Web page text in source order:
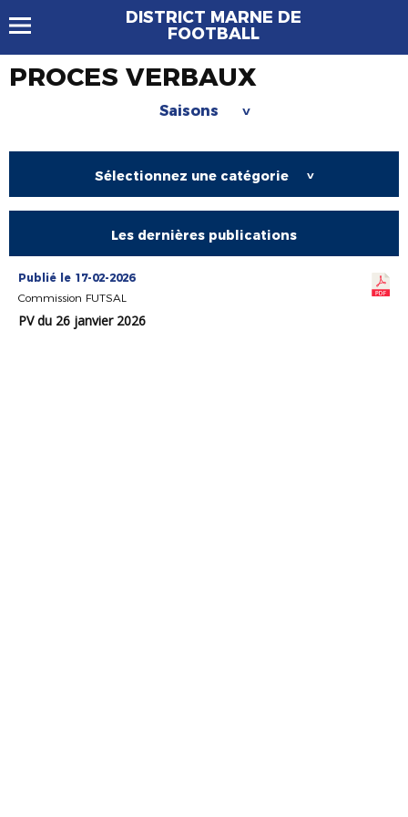
DISTRICT MARNE DE
FOOTBALL
PROCES VERBAUX
Saisons >
Sélectionnez une catégorie >
Les dernières publications
Publié le 17-02-2026
Commission FUTSAL
PV du 26 janvier 2026